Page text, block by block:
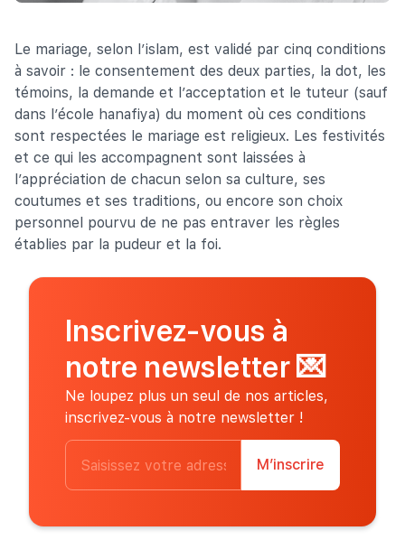
Le mariage, selon l’islam, est validé par cinq conditions
à savoir : le consentement des deux parties, la dot, les
témoins, la demande et l’acceptation et le tuteur (sauf
dans l’école hanafiya) du moment où ces conditions
sont respectées le mariage est religieux. Les festivités
et ce qui les accompagnent sont laissées à
l’appréciation de chacun selon sa culture, ses
coutumes et ses traditions, ou encore son choix
personnel pourvu de ne pas entraver les règles
établies par la pudeur et la foi.
Inscrivez-vous à
notre newsletter 💌
Ne loupez plus un seul de nos articles,
inscrivez-vous à notre newsletter !
M’inscrire